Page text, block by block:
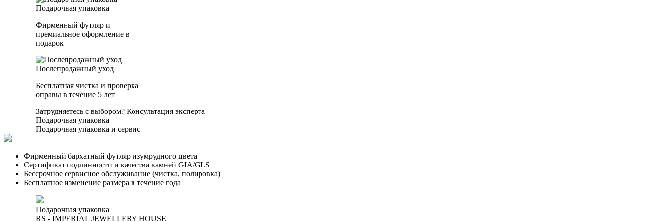
Подарочная упаковка
Фирменный футляр и
премиальное оформление в
подарок
Послепродажный уход
Бесплатная чистка и проверка
оправы в течение 5 лет
Затрудняетесь с выбором? Консультация эксперта
Подарочная упаковка
Подарочная упаковка и сервис
Фирменный бархатный футляр изумрудного цвета
Сертификат подлинности и качества камней GIA/GLS
Бессрочное сервисное обслуживание (чистка, полировка)
Бесплатное изменение размера в течение года
Подарочная упаковка
RS - IMPERIAL JEWELLERY HOUSE